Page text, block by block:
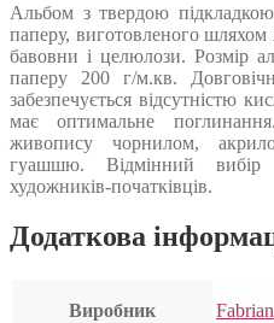
Альбом з твердою
паперу, виготовленого шляхом
бавовни і целюлози. Розмір
паперу 200 г/м.кв.
забезпечується відсутністю
має оптимальне
живопису чорнилом,
гуашшю. Відмінний вибір
художників-початківців.
Додаткова
Виробник